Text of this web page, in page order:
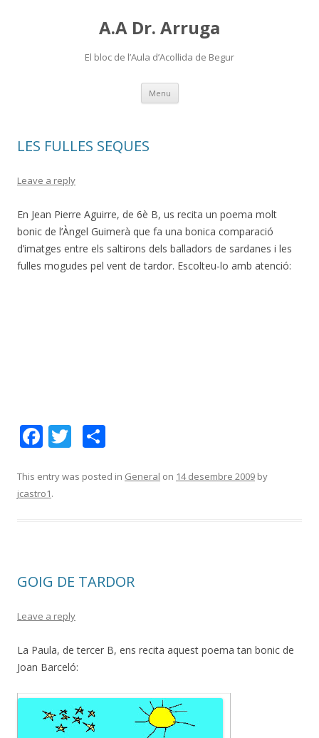
A.A Dr. Arruga
El bloc de l’Aula d’Acollida de Begur
Menu Skip
content
LES FULLES SEQUES
Leave a reply
En Jean Pierre Aguirre, de 6è B, us recita un poema molt
bonic de l’Àngel Guimerà que fa una bonica comparació
d’imatges entre els saltirons dels balladors de sardanes i les
fulles mogudes pel vent de tardor. Escolteu-lo amb atenció:
F
e
b
k
T
itt m
ix
This entry was posted in General on 14 desembre 2009 by
jcastro1.
GOIG DE TARDOR
Leave a reply
La Paula, de tercer B, ens recita aquest poema tan bonic de
Joan Barceló: